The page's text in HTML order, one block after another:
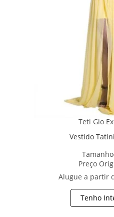
Teti Gio
Vestido
Preço
Alugue a partir
Tenho